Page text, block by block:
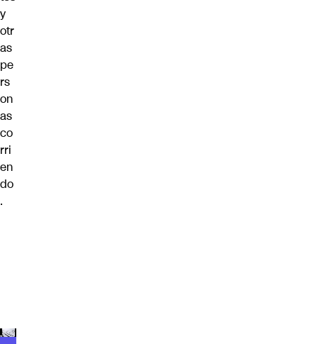
y
otr
as
pe
rs
on
as
co
rri
en
do
.